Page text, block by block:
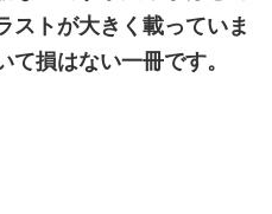
ストが大きく載っていま
損はない一冊です。